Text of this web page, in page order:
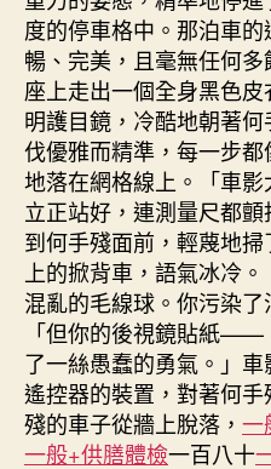
度的停車格中。那泊車
暢、完美，且毫無任何
座上走出一個全身黑色
明護目鏡，冷酷地朝著
伐優雅而精準，每一步
地落在網格線上。「車
立正站好，連測量尺都
到何手殘面前，輕蔑地
上的掀背車，語氣冰冷
混亂的毛線球。你污染了
「但你的後視鏡貼紙——
了一絲愚蠢的勇氣。」
遙控器的裝置，對著何
殘的車子從牆上脫落， 一
一般+供膳體檢一百八十